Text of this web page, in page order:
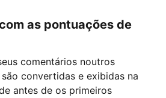
as pontuações de
comentários noutros
convertidas e exibidas na
antes de os primeiros